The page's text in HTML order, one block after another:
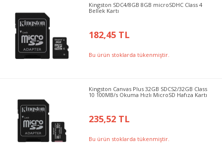
Kingston SDC4/8GB 8GB microSDHC Class 4
Bellek Kartı
182,45 TL
Bu ürün stoklarda tükenmiştir.
Kingston Canvas Plus 32GB SDCS2/32GB Class
10 100MB/s Okuma Hızlı MicroSD Hafıza Kartı
235,52 TL
Bu ürün stoklarda tükenmiştir.